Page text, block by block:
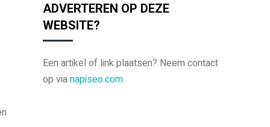
ADVERTEREN OP DEZE
WEBSITE?
Een artikel of link plaatsen? Neem contact
op vianapiseo.com.